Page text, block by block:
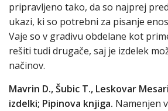
pripravljeno tako, da so najprej
ukazi, ki so potrebni za pisanje
Vaje so v gradivu obdelane kot
rešiti tudi drugače, saj je izdelek
načinov.
Mavrin D., Šubic T., Leskovar
izdelki; Pipinova knjiga. Namenjen